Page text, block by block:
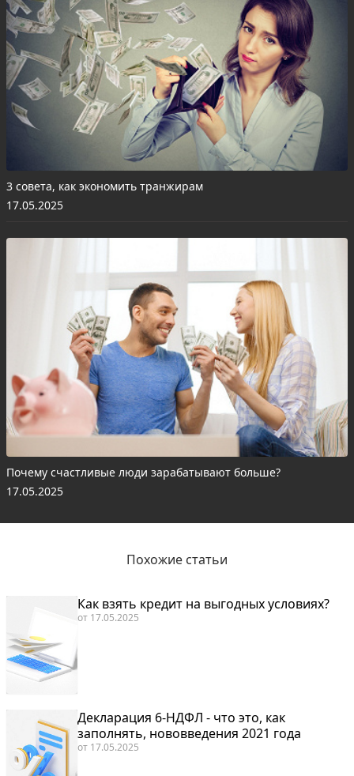
3 совета, как экономить транжирам
17.05.2025
Почему счастливые люди зарабатывают больше?
17.05.2025
Похожие статьи
Как взять кредит на выгодных условиях?
от 17.05.2025
Декларация 6-НДФЛ - что это, как
заполнять, нововведения 2021 года
от 17.05.2025